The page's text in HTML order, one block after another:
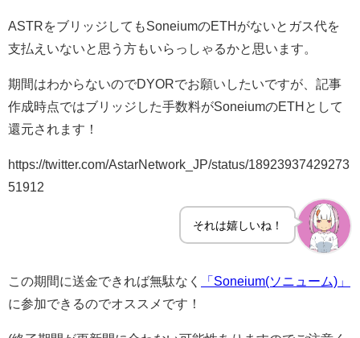
ASTRをブリッジしてもSoneiumのETHがないとガス代を
支払えいないと思う方もいらっしゃるかと思います。
期間はわからないのでDYORでお願いしたいですが、記事
作成時点ではブリッジした手数料がSoneiumのETHとして
還元されます！
https://twitter.com/AstarNetwork_JP/status/18923937429273
51912
それは嬉しいね！
この期間に送金できれば無駄なく
「Soneium(ソニューム)」
に参加できるのでオススメです！